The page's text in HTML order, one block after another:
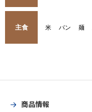
主食 米 パン 麺
商品情報